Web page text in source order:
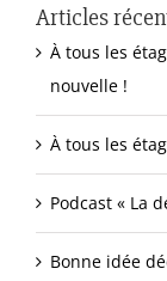
Articles
À tous les
nouvelle !
À tous les
Podcast « La
Bonne idée